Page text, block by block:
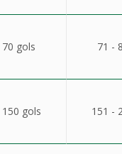
gols 71 -
gols 151 -